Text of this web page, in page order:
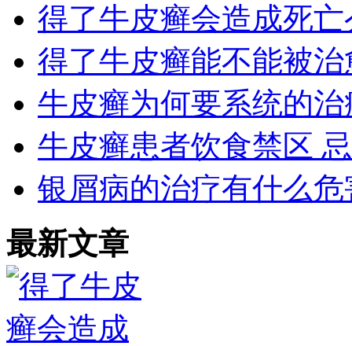
得了牛皮癣会造成死亡
得了牛皮癣能不能被
牛皮癣为何要系统的治
牛皮癣患者饮食禁区
银屑病的治疗有什么危
最新文章